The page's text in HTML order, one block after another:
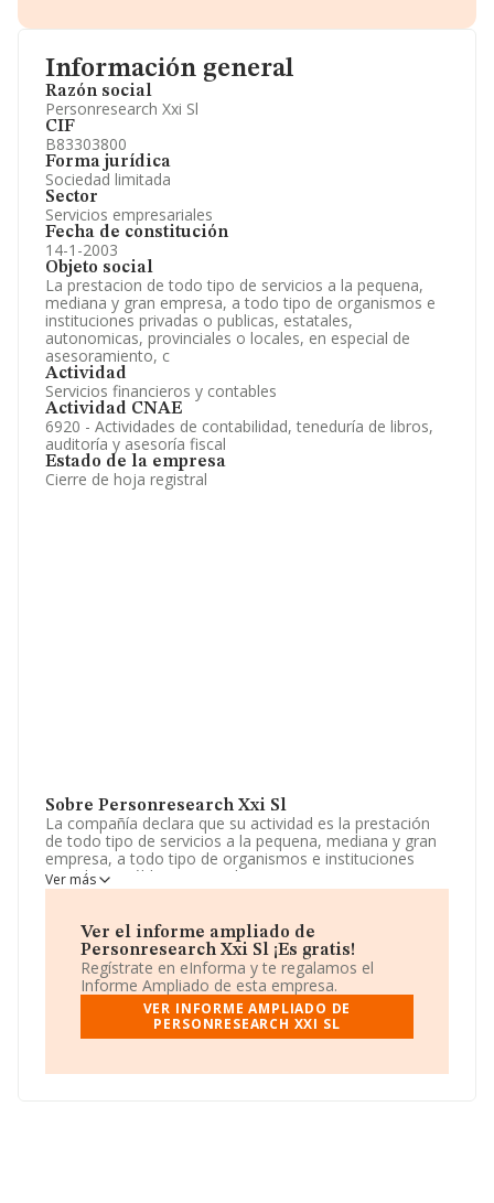
Información general
Razón social
Personresearch Xxi Sl
CIF
B83303800
Forma jurídica
Sociedad limitada
Sector
Servicios empresariales
Fecha de constitución
14-1-2003
Objeto social
La prestacion de todo tipo de servicios a la pequena,
mediana y gran empresa, a todo tipo de organismos e
instituciones privadas o publicas, estatales,
autonomicas, provinciales o locales, en especial de
asesoramiento, c
Actividad
Servicios financieros y contables
Actividad CNAE
6920 - Actividades de contabilidad, teneduría de libros,
auditoría y asesoría fiscal
Estado de la empresa
Cierre de hoja registral
Sobre Personresearch Xxi Sl
La compañía declara que su actividad es la prestación
de todo tipo de servicios a la pequena, mediana y gran
empresa, a todo tipo de organismos e instituciones
privadas o públicas, estatales, autonomicas,
provinciales o locales, en especial de asesoramiento, c.
Sociedad Limitada. La actividad de referencia CNAE
corresponde a 'Actividades de contabilidad, teneduría de
libros, auditoría y asesoría fiscal', cuyo Código es 6920.
La empresa no tiene actividad en mercados exteriores.
Ha tenido el mismo número de profesionales y
atendiendo a los datos disponibles en INFORMA, el
debajo de la media de sector.
Ver más
Ver el informe ampliado de
Personresearch Xxi Sl ¡Es gratis!
Regístrate en eInforma y te regalamos el
Informe Ampliado de esta empresa.
VER INFORME AMPLIADO DE
PERSONRESEARCH XXI SL
Información oficial y registral complementaria.